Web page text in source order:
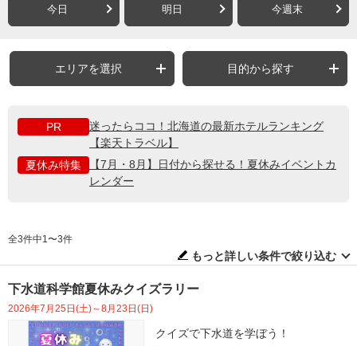
今日 明日 今週末
エリアを選択 目的から探す
PR
迷ったらココ！北海道の最新ホテルランキング
【楽天トラベル】
夏休み特集
【7月・8月】日付から探せる！夏休みイベントカ
レンダー
全3件中1〜3件
もっと詳しい条件で絞り込む
下水道科学館夏休みクイズラリー
2026年7月25日(土)～8月23日(日)
クイズで下水道を学ぼう！